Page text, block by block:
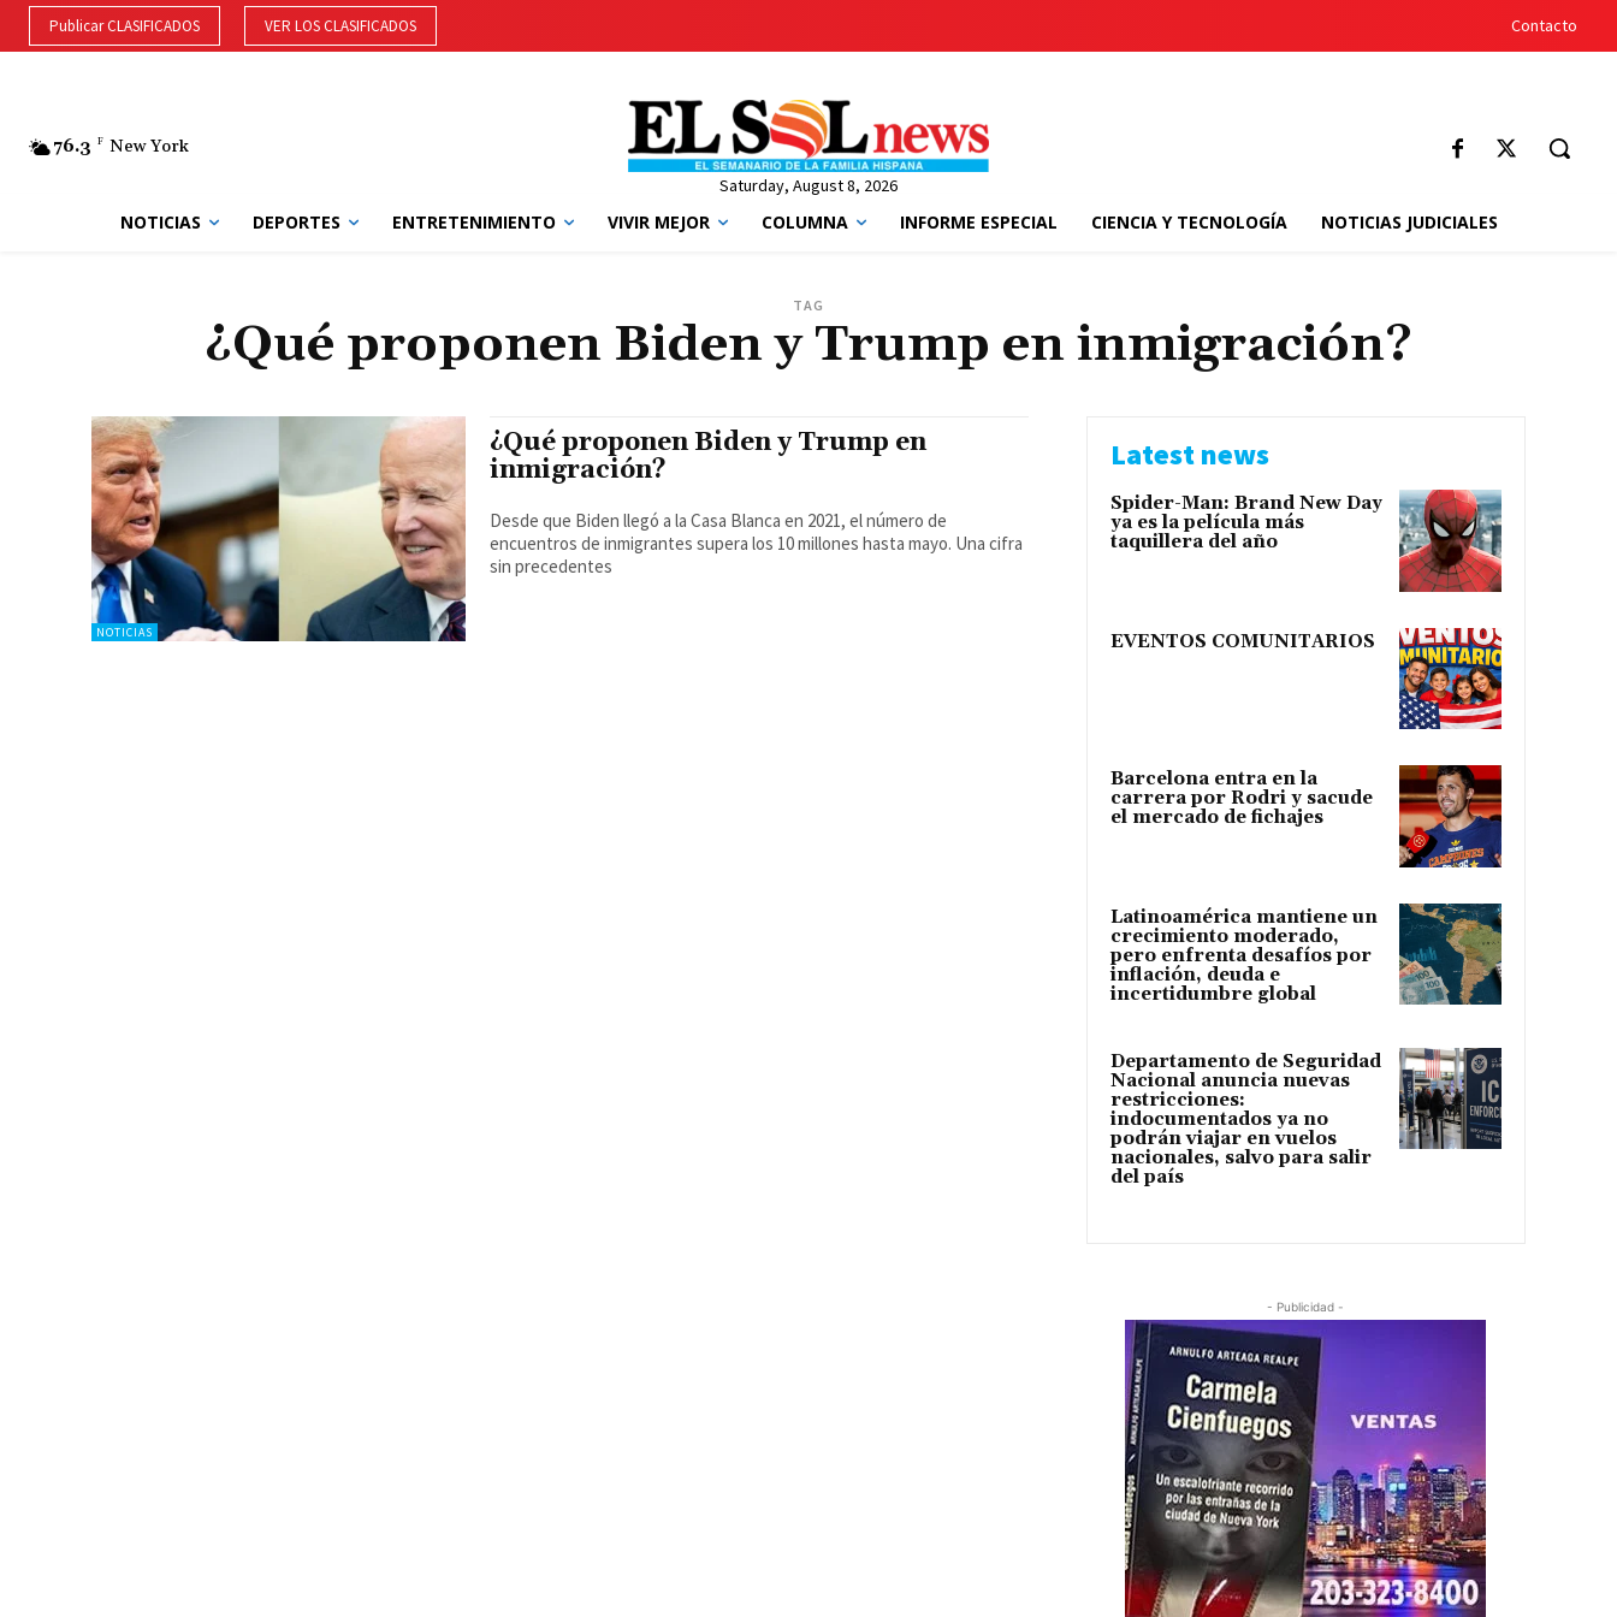
Publicar CLASIFICADOS VER LOS CLASIFICADOS Contacto
76.3 F New York
Saturday, August 8, 2026
NOTICIAS DEPORTES ENTRETENIMIENTO VIVIR MEJOR COLUMNA INFORME ESPECIAL CIENCIA Y TECNOLOGÍA NOTICIAS JUDICIALES
TAG
¿Qué proponen Biden y Trump en inmigración?
NOTICIAS
¿Qué proponen Biden y Trump en
inmigración?
Desde que Biden llegó a la Casa Blanca en 2021, el número de
encuentros de inmigrantes supera los 10 millones hasta mayo. Una cifra
sin precedentes
Latest news
Spider-Man: Brand New Day
ya es la película más
taquillera del año
EVENTOS COMUNITARIOS
Barcelona entra en la
carrera por Rodri y sacude
el mercado de fichajes
Latinoamérica mantiene un
crecimiento moderado,
pero enfrenta desafíos por
inflación, deuda e
incertidumbre global
Departamento de Seguridad
Nacional anuncia nuevas
restricciones:
indocumentados ya no
podrán viajar en vuelos
nacionales, salvo para salir
del país
- Publicidad -